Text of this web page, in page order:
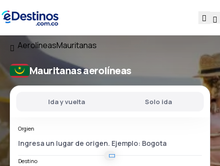
AerolíneasMauritanas
Mauritanas aerolíneas
Ida y vuelta Solo ida
Orgien
Destino